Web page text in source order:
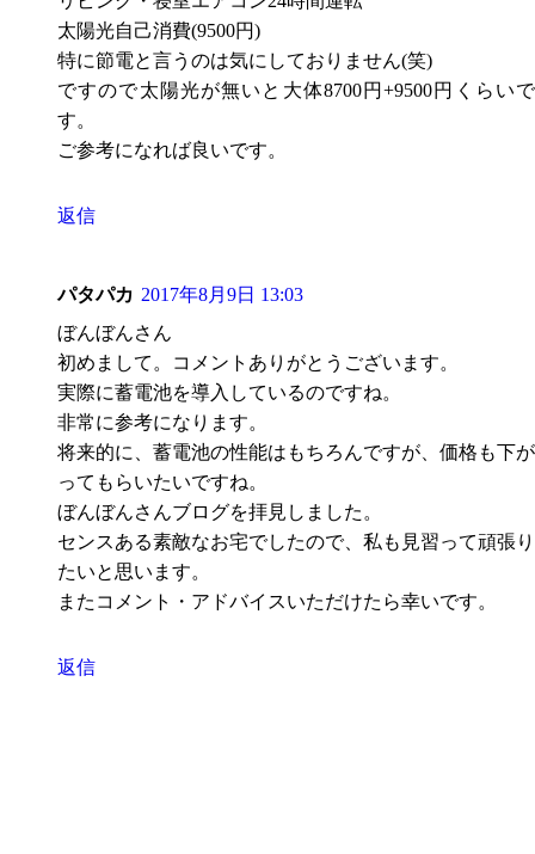
太陽光自己消費(9500円)
特に節電と言うのは気にしておりません(笑)
ですので太陽光が無いと大体8700円+9500円くらいで
す。
ご参考になれば良いです。
返信
パタパカ 2017年8月9日 13:03
ぼんぼんさん
初めまして。コメントありがとうございます。
実際に蓄電池を導入しているのですね。
非常に参考になります。
将来的に、蓄電池の性能はもちろんですが、価格も下が
ってもらいたいですね。
ぼんぼんさんブログを拝見しました。
センスある素敵なお宅でしたので、私も見習って頑張り
たいと思います。
またコメント・アドバイスいただけたら幸いです。
返信